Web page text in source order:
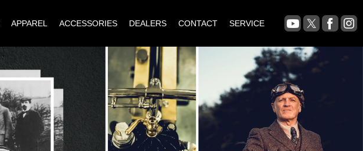
APPAREL ACCESSORIES DEALERS CONTACT SERVICE